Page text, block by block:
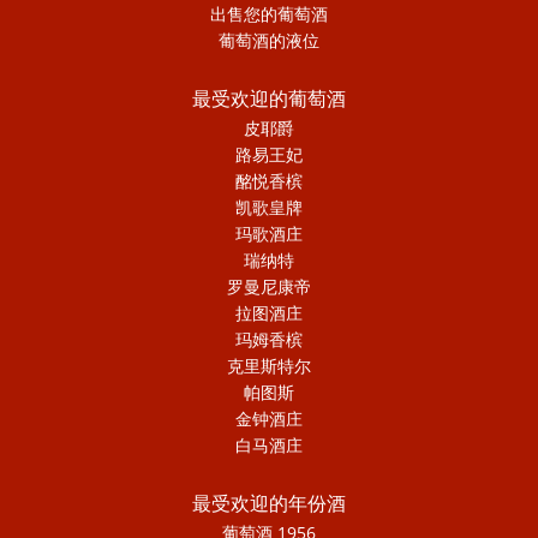
出售您的葡萄酒
葡萄酒的液位
最受欢迎的葡萄酒
皮耶爵
路易王妃
酩悦香槟
凯歌皇牌
玛歌酒庄
瑞纳特
罗曼尼康帝
拉图酒庄
玛姆香槟
克里斯特尔
帕图斯
金钟酒庄
白马酒庄
最受欢迎的年份酒
葡萄酒 1956